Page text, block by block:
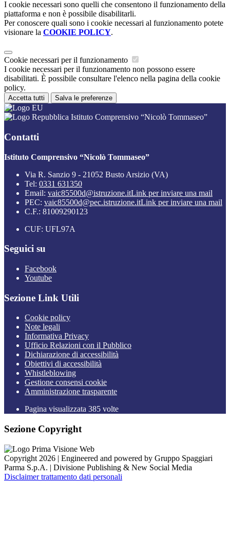
I cookie necessari sono quelli che consentono il funzionamento della
piattaforma e non è possibile disabilitarli.
Per conoscere quali sono i cookie necessari al funzionamento potete
visionare la COOKIE POLICY.
Cookie necessari per il funzionamento
I cookie necessari per il funzionamento non possono essere
disabilitati. È possibile consultare l'elenco nella pagina della cookie
policy.
Accetta tutti Salva le preferenze
Istituto Comprensivo “Nicolò Tommaseo”
Contatti
Istituto Comprensivo “Nicolò Tommaseo”
Via R. Sanzio 9 - 21052 Busto Arsizio (VA)
Tel: 0331 631350
Email: vaic85500d@istruzione.itLink per inviare una mail
PEC: vaic85500d@pec.istruzione.itLink per inviare una mail
C.F.: 81009290123
CUF: UFL97A
Seguici su
Facebook
Youtube
Sezione Link Utili
Cookie policy
Note legali
Informativa Privacy
Ufficio Relazioni con il Pubblico
Dichiarazione di accessibilità
Obiettivi di accessibilità
Whistleblowing
Gestione consensi cookie
Amministrazione trasparente
Pagina visualizzata 385 volte
Sezione Copyright
Copyright 2026 | Engineered and powered by Gruppo Spaggiari
Parma S.p.A. | Divisione Publishing & New Social Media
Disclaimer trattamento dati personali